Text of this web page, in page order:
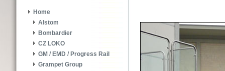
Home
Alstom
Bombardier
CZ LOKO
GM / EMD / Progress Rail
Grampet Group